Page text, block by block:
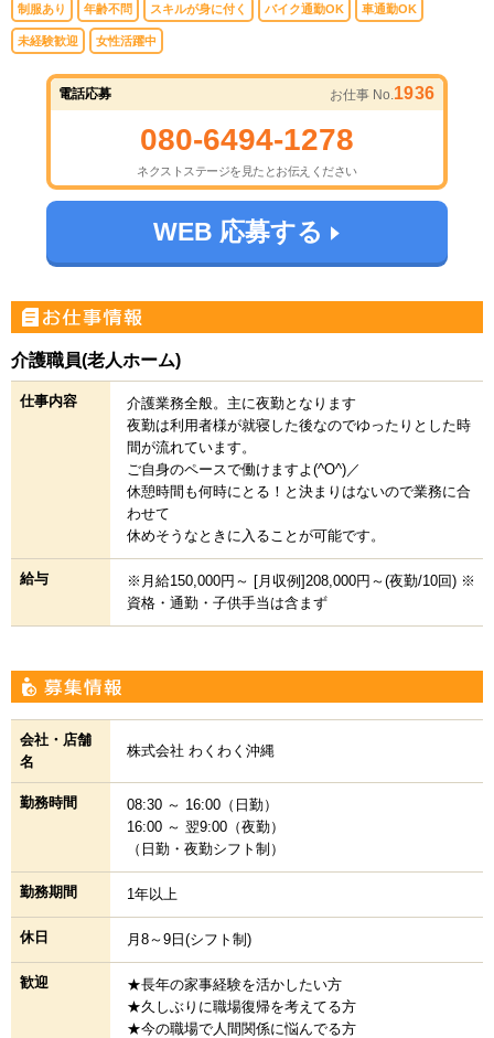
制服あり 年齢不問 スキルが身に付く バイク通勤OK 車通勤OK
未経験歓迎 女性活躍中
電話応募 お仕事 No.1936
080-6494-1278
ネクストステージを見たとお伝えください
WEB 応募する
介護職員(老人ホーム)
仕事内容
介護業務全般。主に夜勤となります
夜勤は利用者様が就寝した後なのでゆったりとした時
間が流れています。
ご自身のペースで働けますよ(^O^)／
休憩時間も何時にとる！と決まりはないので業務に合
わせて
休めそうなときに入ることが可能です。
給与
※月給150,000円～ [月収例]208,000円～(夜勤/10回) ※
資格・通勤・子供手当は含まず
会社・店舗
名
株式会社 わくわく沖縄
勤務時間
08:30 ～ 16:00（日勤）
16:00 ～ 翌9:00（夜勤）
（日勤・夜勤シフト制）
勤務期間 1年以上
休日 月8～9日(シフト制)
歓迎
★長年の家事経験を活かしたい方
★久しぶりに職場復帰を考えてる方
★今の職場で人間関係に悩んでる方